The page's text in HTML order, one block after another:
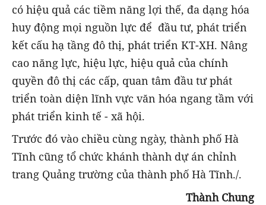
có hiệu quả các tiềm năng lợi thế, đa dạng hóa
huy động mọi nguồn lực để đầu tư, phát triển
kết cấu hạ tầng đô thị, phát triển KT-XH. Nâng
cao năng lực, hiệu lực, hiệu quả của chính
quyền đô thị các cấp, quan tâm đầu tư phát
triển toàn diện lĩnh vực văn hóa ngang tầm với
phát triển kinh tế - xã hội.
Trước đó vào chiều cùng ngày, thành phố Hà
Tĩnh cũng tổ chức khánh thành dự án chỉnh
trang Quảng trường của thành phố Hà Tĩnh./.
Thành Chung